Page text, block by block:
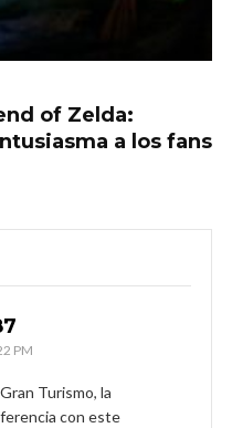
of Zelda:
a los fans
PM
Turismo, la
con este